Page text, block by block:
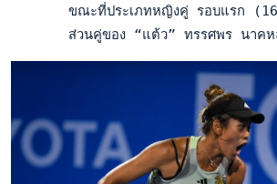
ขณะที่ประเภทหญิงคู่ รอบแรก
ส่วนคู่ของ “แต้ว” ทรรศพร นาค